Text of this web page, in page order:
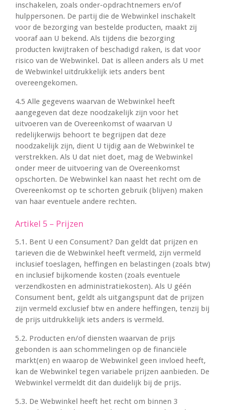
inschakelen, zoals onder-opdrachtnemers en/of
hulppersonen. De partij die de Webwinkel inschakelt
voor de bezorging van bestelde producten, maakt zij
vooraf aan U bekend. Als tijdens die bezorging
producten kwijtraken of beschadigd raken, is dat voor
risico van de Webwinkel. Dat is alleen anders als U met
de Webwinkel uitdrukkelijk iets anders bent
overeengekomen.
4.5 Alle gegevens waarvan de Webwinkel heeft
aangegeven dat deze noodzakelijk zijn voor het
uitvoeren van de Overeenkomst of waarvan U
redelijkerwijs behoort te begrijpen dat deze
noodzakelijk zijn, dient U tijdig aan de Webwinkel te
verstrekken. Als U dat niet doet, mag de Webwinkel
onder meer de uitvoering van de Overeenkomst
opschorten. De Webwinkel kan naast het recht om de
Overeenkomst op te schorten gebruik (blijven) maken
van haar eventuele andere rechten.
Artikel 5 – Prijzen
5.1. Bent U een Consument? Dan geldt dat prijzen en
tarieven die de Webwinkel heeft vermeld, zijn vermeld
inclusief toeslagen, heffingen en belastingen (zoals btw)
en inclusief bijkomende kosten (zoals eventuele
verzendkosten en administratiekosten). Als U géén
Consument bent, geldt als uitgangspunt dat de prijzen
zijn vermeld exclusief btw en andere heffingen, tenzij bij
de prijs uitdrukkelijk iets anders is vermeld.
5.2. Producten en/of diensten waarvan de prijs
gebonden is aan schommelingen op de financiële
markt(en) en waarop de Webwinkel geen invloed heeft,
kan de Webwinkel tegen variabele prijzen aanbieden. De
Webwinkel vermeldt dit dan duidelijk bij de prijs.
5.3. De Webwinkel heeft het recht om binnen 3